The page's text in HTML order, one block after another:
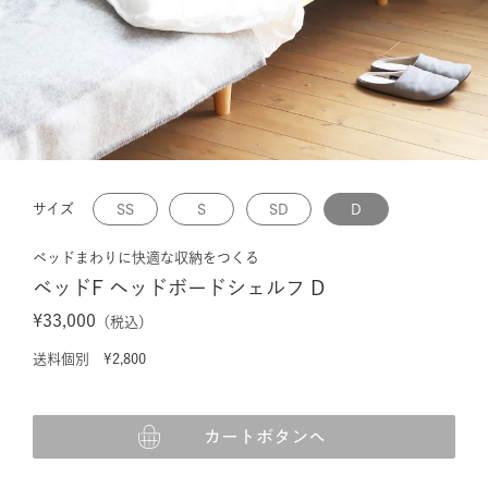
サイズ SS S SD D
ベッドまわりに快適な収納をつくる
ベッドF ヘッドボードシェルフ D
¥33,000 （税込）
送料個別 ¥2,800
カートボタンへ